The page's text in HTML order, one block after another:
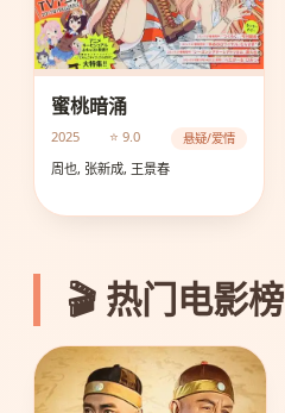
蜜桃暗涌
2025 ⭐ 9.0 悬疑/爱情
周也, 张新成, 王景春
🎬 热门电影榜